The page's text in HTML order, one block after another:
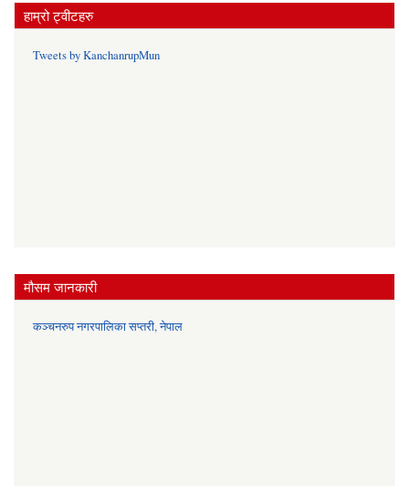
हाम्रो ट्वीटहरु
Tweets by KanchanrupMun
मौसम जानकारी
कञ्चनरुप नगरपालिका सप्तरी, नेपाल